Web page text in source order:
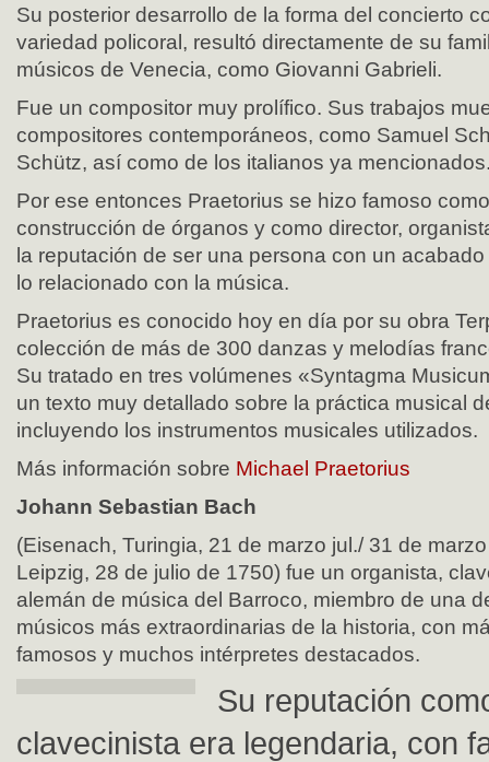
Su posterior desarrollo de la forma del concierto
variedad policoral, resultó directamente de su
músicos de Venecia, como Giovanni Gabrieli.
Fue un compositor muy prolífico. Sus trabajos
compositores contemporáneos, como Samuel
Schütz, así como de los italianos ya
Por ese entonces Praetorius se hizo famoso
construcción de órganos y como director,
la reputación de ser una persona con un
lo relacionado con la música.
Praetorius es conocido hoy en día por su obra
colección de más de 300 danzas y melodías
Su tratado en tres volúmenes «Syntagma
un texto muy detallado sobre la práctica musical
incluyendo los instrumentos musicales utilizados.
Más información sobre Michael Praetorius
Johann Sebastian Bach
(Eisenach, Turingia, 21 de marzo jul./ 31 de
Leipzig, 28 de julio de 1750) fue un organista,
alemán de música del Barroco, miembro de una
músicos más extraordinarias de la historia, con
famosos y muchos intérpretes destacados.
Su reputación
clavecinista era legendaria, con